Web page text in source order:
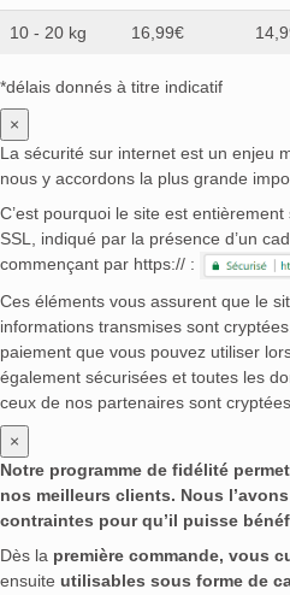
10 - 20 kg 16,99€
*délais donnés à titre indicatif
×
La sécurité sur internet est un enjeu
nous y accordons la plus grande
C’est pourquoi le site est
SSL, indiqué par la présence d’un
commençant par https:// :
Ces éléments vous assurent que le
informations transmises sont
paiement que vous pouvez utiliser
également sécurisées et toutes les
ceux de nos partenaires sont
×
Notre programme de fidélité
nos meilleurs clients. Nous
contraintes pour qu’il puisse
Dès la première commande, vous
ensuite utilisables sous forme de